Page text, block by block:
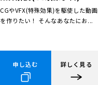
CGやVFX(特殊効果)を駆使した動画
を作りたい！ そんなあなたにお...
申し込む 詳しく見る